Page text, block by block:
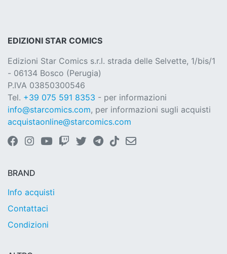
EDIZIONI STAR COMICS
Edizioni Star Comics s.r.l. strada delle Selvette, 1/bis/1
- 06134 Bosco (Perugia)
P.IVA 03850300546
Tel. +39 075 591 8353 - per informazioni
info@starcomics.com, per informazioni sugli acquisti
acquistaonline@starcomics.com
BRAND
Info acquisti
Contattaci
Condizioni